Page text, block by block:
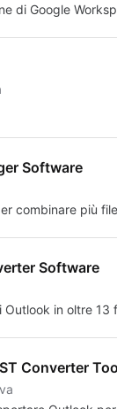
di Google
Software
combinare più
Software
Outlook in oltre 13
Converter